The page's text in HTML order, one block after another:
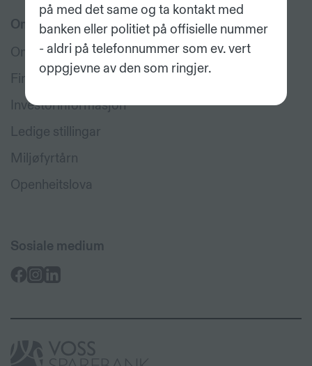
på med det same og ta kontakt med
banken eller politiet på offisielle nummer
- aldri på telefonnummer som ev. vert
oppgjevne av den som ringjer.
Om oss
Om banken
Finn tilsett
Investorinformasjon
Ledige stillingar
Miljøfyrtårn
Openheitslova
Sosiale medium